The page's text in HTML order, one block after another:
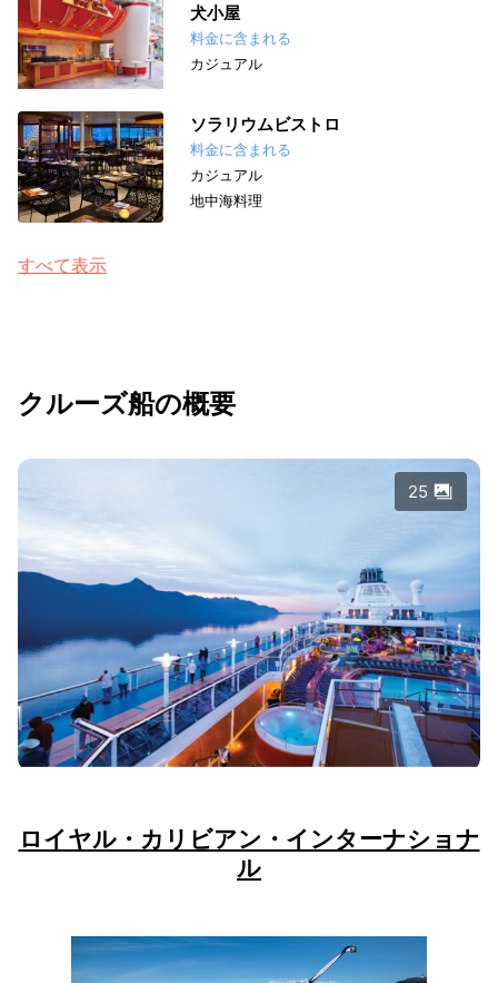
犬小屋
料金に含まれる
カジュアル
ソラリウムビストロ
料金に含まれる
カジュアル
地中海料理
すべて表示
クルーズ船の概要
25
ロイヤル・カリビアン・インターナショナ
ル